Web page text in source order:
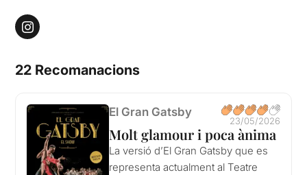
22 Recomanacions
El Gran Gatsby
23/05/2026
Molt glamour i poca ànima
La versió d’El Gran Gatsby que es
representa actualment al Teatre